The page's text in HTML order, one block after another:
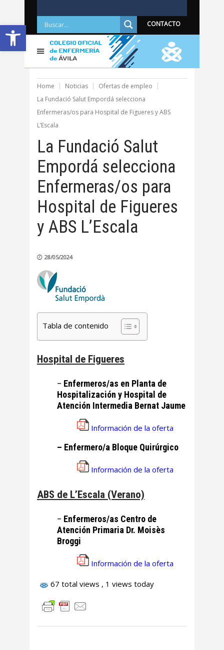
Abrir barra de herramientas CONTACTO
Home Noticias
Ofertas de empleo
La Fundació Salut Empordá selecciona
Enfermeras/os para Hospital de Figueres y ABS
L’Escala
La Fundació Salut
Empordá selecciona
Enfermeras/os para
Hospital de Figueres
y ABS L’Escala
28/05/2024
Tabla de contenido
Hospital de Figueres
– Enfermeros/as en Planta de
Hospitalización y Hospital de
Atención Intermedia Bernat Jaume
Información de la oferta
– Enfermero/a Bloque Quirúrgico
Información de la oferta
ABS de L’Escala (Verano)
– Enfermeros/as Centro de
Atención Primaria Dr. Moisès
Broggi
Información de la oferta
67 total views , 1 views today